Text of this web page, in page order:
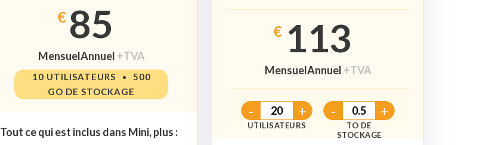
€ 85
MensuelAnnuel +TVA
10 UTILISATEURS
500
GO DE STOCKAGE
Tout ce qui est inclus dans Mini, plus :
€ 113
MensuelAnnuel +TVA
-
UTILISATEURS
+ -
TO DE
STOCKAGE
+